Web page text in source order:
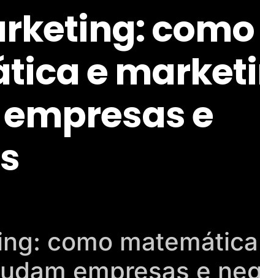
como
e
e
como
empresas e